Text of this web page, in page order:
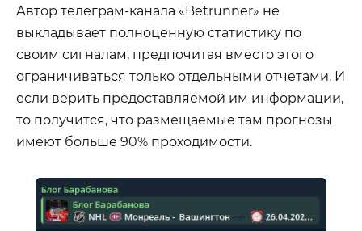
Автор телеграм-канала «Betrunner» не
выкладывает полноценную статистику по
своим сигналам, предпочитая вместо этого
ограничиваться только отдельными отчетами. И
если верить предоставляемой им информации,
то получится, что размещаемые там прогнозы
имеют больше 90% проходимости.